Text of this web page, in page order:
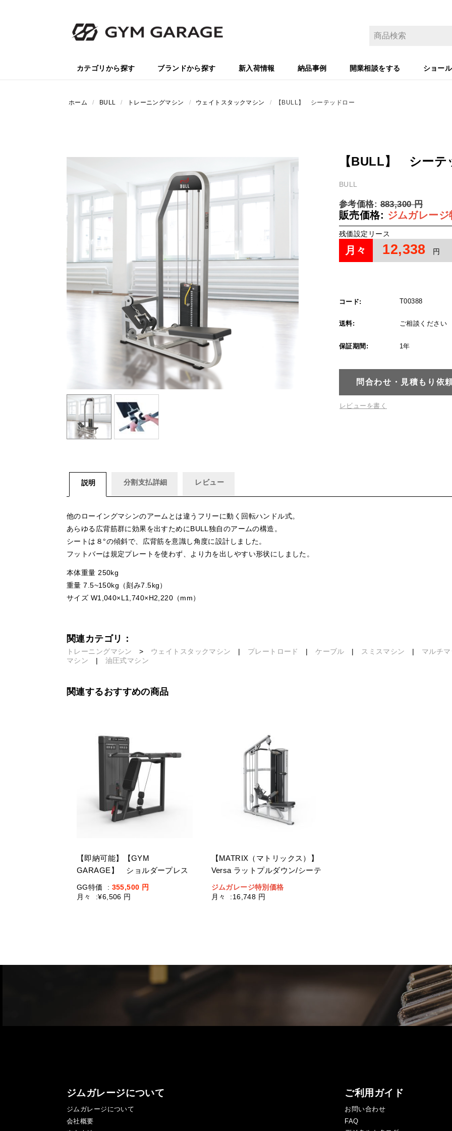
カテゴリから探す ブランドから探す 新入荷情報 納品事例 開業相談をする ショー
ホーム / BULL / トレーニングマシン / ウェイトスタックマシン / 【BULL】 シーテッドロー
【BULL】 シー
BULL
参考価格: 883,300 円
販売価格: ジムガレー
残価設定リース
月々 12,338 円
コード: T00388
送料: ご相談ください
保証期間: 1年
問合わせ・見積もり依
レビューを書く
説明 分割支払詳細 レビュー
他のローイングマシンのアームとは違うフリーに動く回転ハンドル式。
あらゆる広背筋群に効果を出すためにBULL独自のアームの構造。
シートは８°の傾斜で、広背筋を意識し角度に設計しました。
フットバーは規定プレートを使わず、より力を出しやすい形状にしました。
本体重量 250kg
重量 7.5~150kg（刻み7.5kg）
サイズ W1,040×L1,740×H2,220（mm）
関連カテゴリ：
トレーニングマシン > ウェイトスタックマシン | プレートロード |ケーブル | スミスマシン | マルチマ
マシン | 油圧式マシン
関連するおすすめの商品
【即納可能】【GYM
GARAGE】 ショルダープレス
GG-C12003-H2(ウェイトスタッ
ク重量109kg)
GG特価 : 355,500 円
月々
:¥6,506 円
【MATRIX（マトリックス）】
Versa ラットプルダウン/シーテ
ッドロー
ジムガレージ特別価格
月々
:16,748 円
ジムガレージについて
ジムガレージについて
会社概要
ご利用ガイド
お問い合わせ
FAQ